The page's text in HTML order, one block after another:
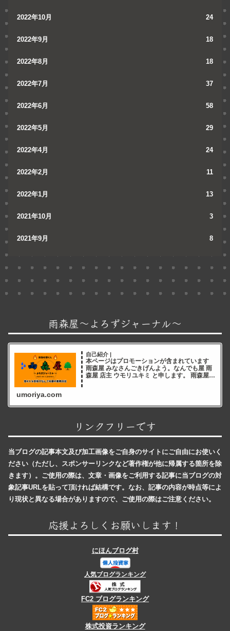
2022年10月 24
2022年9月 18
2022年8月 18
2022年7月 37
2022年6月 58
2022年5月 29
2022年4月 24
2022年2月 11
2022年1月 13
2021年10月 3
2021年9月 8
雨森屋～よろずジャーナル～
自己紹介 |
本ページはプロモーションが含まれています
雨森屋 みなさんごきげんよう。なんでも屋 雨
森屋 店主 ウモリユキミ と申します。 雨森屋店
umoriya.com
リンクフリーです
当ブログの記事本文及び加工画像をご自身のサイトにご自由にお使いく
ださい（ただし、スポンサーリンクなど著作権が他に帰属する箇所を除
きます）。ご使用の際は、文章・画像をご利用する記事に当ブログの対
象記事URLを貼って頂ければ結構です。なお、記事の内容が時点等によ
り現状と異なる場合がありますので、ご使用の際はご注意ください。
応援よろしくお願いします！
にほんブログ村
人気ブログランキング
FC2 ブログランキング
株式投資ランキング